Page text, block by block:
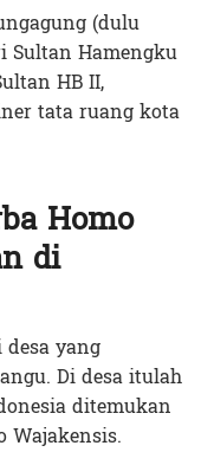
(dulu
Sultan Hamengku
HB II,
tata ruang kota
Homo
di
yang
Di desa itulah
ditemukan
Wajakensis.